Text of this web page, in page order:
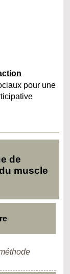
pour une
de
muscle